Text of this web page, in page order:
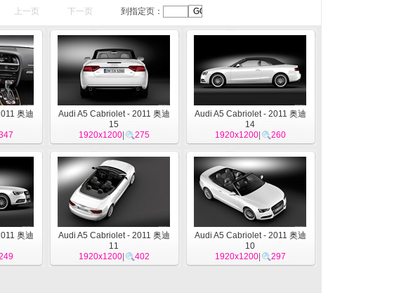
上一页 下一页 到指定页：
奥迪
Audi A5 Cabriolet - 2011 奥迪
15
1920x1200| 275
Audi A5 Cabriolet - 2011 奥迪
14
1920x1200| 260
奥迪
Audi A5 Cabriolet - 2011 奥迪
11
1920x1200| 402
Audi A5 Cabriolet - 2011 奥迪
10
1920x1200| 297